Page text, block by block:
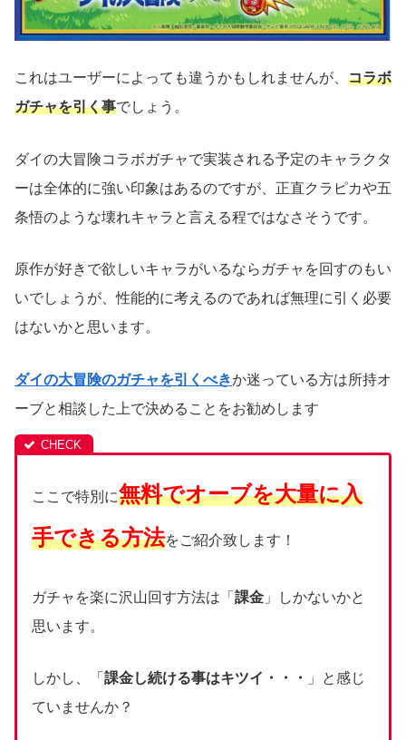
これはユーザーによっても違うかもしれませんが、 コラボ
ガチャを引く事でしょう。
ダイの大冒険コラボガチャで実装される予定のキャラクタ
ーは全体的に強い印象はあるのですが、正直クラピカや五
条悟のような壊れキャラと言える程ではなさそうです。
原作が好きで欲しいキャラがいるならガチャを回すのもい
いでしょうが、性能的に考えるのであれば無理に引く必要
はないかと思います。
ダイの大冒険のガチャを引くべきか迷っている方は所持オ
ーブと相談した上で決めることをお勧めします
ここで特別に無料でオーブを大量に入
手できる方法をご紹介致します！
ガチャを楽に沢山回す方法は「 課金 」しかないかと
思います。
しかし、「 課金し続ける事はキツイ・・・
」と感じ
ていませんか？